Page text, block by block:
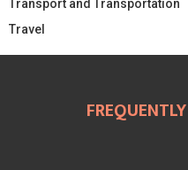
Transport and Transportation
Travel